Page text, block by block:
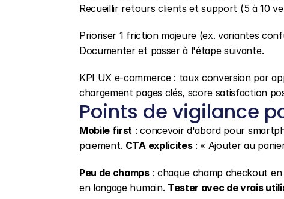
Recueillir retours clients et support (5 à 10
Prioriser 1 friction majeure (ex. variantes
Documenter et passer à l'étape suivante.
KPI UX e-commerce : taux conversion par
chargement pages clés, score satisfaction
Points de vigilance
Mobile first : concevoir d'abord pour
paiement. CTA explicites : « Ajouter au
Peu de champs : chaque champ checkout en
en langage humain. Tester avec de vrais